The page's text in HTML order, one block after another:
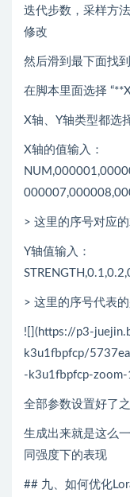
迭代步数，采样方
修改
然后滑到最下面找到
在脚本里面选择
X轴、Y轴类型都选
X轴的值输入：
> 这里的序号对应
Y轴值输入：
> 这里的序号代表
![](https://p3-
k3u1fbpfcp/
-k3u1fbpfcp-zoom-
全部参数设置好了
生成出来就是这么
同强度下的表现
## 九、如何优化